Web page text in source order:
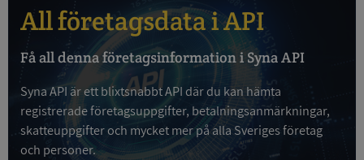
All företagsdata i API
Få all denna företagsinformation i Syna API
Syna API är ett blixtsnabbt API där du kan hämta
registrerade företagsuppgifter, betalningsanmärkningar,
skatteuppgifter och mycket mer på alla Sveriges företag
och personer.
VISITOR_PRIVACY_METADATA
YouTube
.youtube.com
Google
Privacy Policy